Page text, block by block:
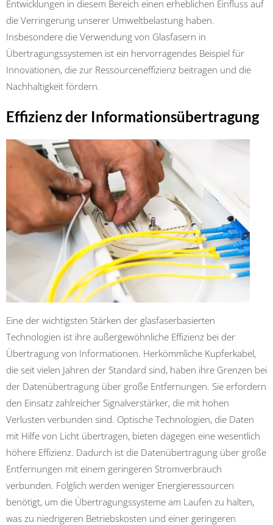
Entwicklungen in diesem Bereich einen erheblichen Einfluss auf
die Verringerung unserer Umweltbelastung haben.
Insbesondere die Verwendung von Glasfasern in
Übertragungssystemen ist ein hervorragendes Beispiel für
Innovationen, die zur Ressourceneffizienz beitragen und die
Nachhaltigkeit fördern.
Effizienz der Informationsübertragung
Eine der wichtigsten Stärken der glasfaserbasierten
Technologien ist ihre außergewöhnliche Effizienz bei der
Übertragung von Informationen. Herkömmliche Kupferkabel,
die seit vielen Jahren der Standard sind, haben ihre Grenzen bei
der Datenübertragung über große Entfernungen. Sie erfordern
den Einsatz zahlreicher Signalverstärker, die mit hohen
Verlusten verbunden sind. Optische Technologien, die Daten
mit Hilfe von Licht übertragen, bieten dagegen eine wesentlich
höhere Effizienz. Dadurch ist die Datenübertragung über große
Entfernungen mit einem geringeren Stromverbrauch
verbunden. Folglich werden weniger Energieressourcen
benötigt, um die Übertragungssysteme am Laufen zu halten,
was zu niedrigeren Betriebskosten und einer geringeren